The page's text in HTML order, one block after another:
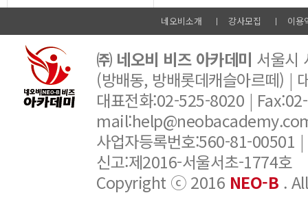
네오비소개 강사모집 이용
㈜ 네오비 비즈 아카데미 서울시
(방배동, 방배롯데캐슬아르떼) |
대표전화:02-525-8020 |
사업자등록번호:560-81-00501
신고:제2016-서울서초-1774호
Copyright ⓒ 2016 NEO-B .